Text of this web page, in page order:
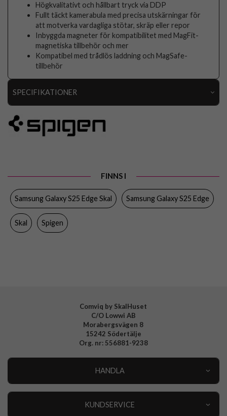
Högkvalitativt och hållbart tryck via DDP
Fullt täckt kamerabula med precisa utskärningar för
att motverka vardagliga stötar, skräp eller repor
Inbyggda magneter för kompatibilitet med MagFit-
magnetiska tillbehör och mer
Kompatibel med trådlös laddning och MagSafe-
tillbehör
SPECIFIKATIONER
Artikelnummer
Passar till
Material Hårdplast (PC), Mjukplast (TPU)
Varumärke
FINNS I
Samsung Galaxy S25 Edge Skal Samsung Galaxy S25 Edge
Skal Spigen
Comviq by SkalHuset
C/O Lowwi AB
Morabergsvägen 8
15242 Södertälje
Org. nr: 556881-9238
HANDLA
KUNDSERVICE